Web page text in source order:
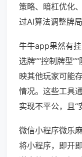
策略、暗杠优化
过AI算法调整牌
牛牛app果然有
选牌”“控制牌型
映其他玩家可能
情况。这些工具
实现不平公，且“
微信小程序微乐
将小程序，即开